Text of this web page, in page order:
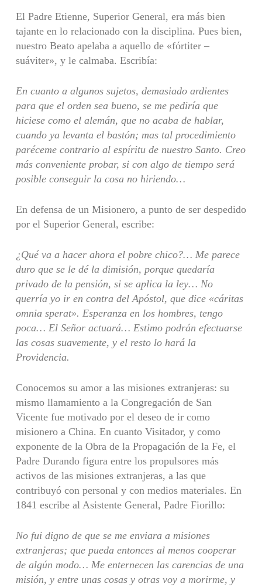
El Padre Etienne, Superior General, era más bien
tajante en lo relacionado con la disciplina. Pues bien,
nuestro Beato apelaba a aquello de «fórtiter –
suáviter», y le calmaba. Escribía:
En cuanto a algunos sujetos, demasiado ardientes
para que el orden sea bueno, se me pediría que
hiciese como el alemán, que no acaba de hablar,
cuando ya levanta el bastón; mas tal procedimiento
paréceme contrario al espíritu de nuestro Santo. Creo
más conveniente probar, si con algo de tiempo será
posible conseguir la cosa no hiriendo…
En defensa de un Misionero, a punto de ser despedido
por el Superior General, escribe:
¿Qué va a hacer ahora el pobre chico?… Me parece
duro que se le dé la dimisión, porque quedaría
privado de la pensión, si se aplica la ley… No
querría yo ir en contra del Apóstol, que dice «cáritas
omnia sperat». Esperanza en los hombres, tengo
poca… El Señor actuará… Estimo podrán efectuarse
las cosas suavemente, y el resto lo hará la
Providencia.
Conocemos su amor a las misiones extranjeras: su
mismo llamamiento a la Congregación de San
Vicente fue motivado por el deseo de ir como
misionero a China. En cuanto Visitador, y como
exponente de la Obra de la Propagación de la Fe, el
Padre Durando figura entre los propulsores más
activos de las misiones extranjeras, a las que
contribuyó con personal y con medios materiales. En
1841 escribe al Asistente General, Padre Fiorillo:
No fui digno de que se me enviara a misiones
extranjeras; que pueda entonces al menos cooperar
de algún modo… Me enternecen las carencias de una
misión, y entre unas cosas y otras voy a morirme, y